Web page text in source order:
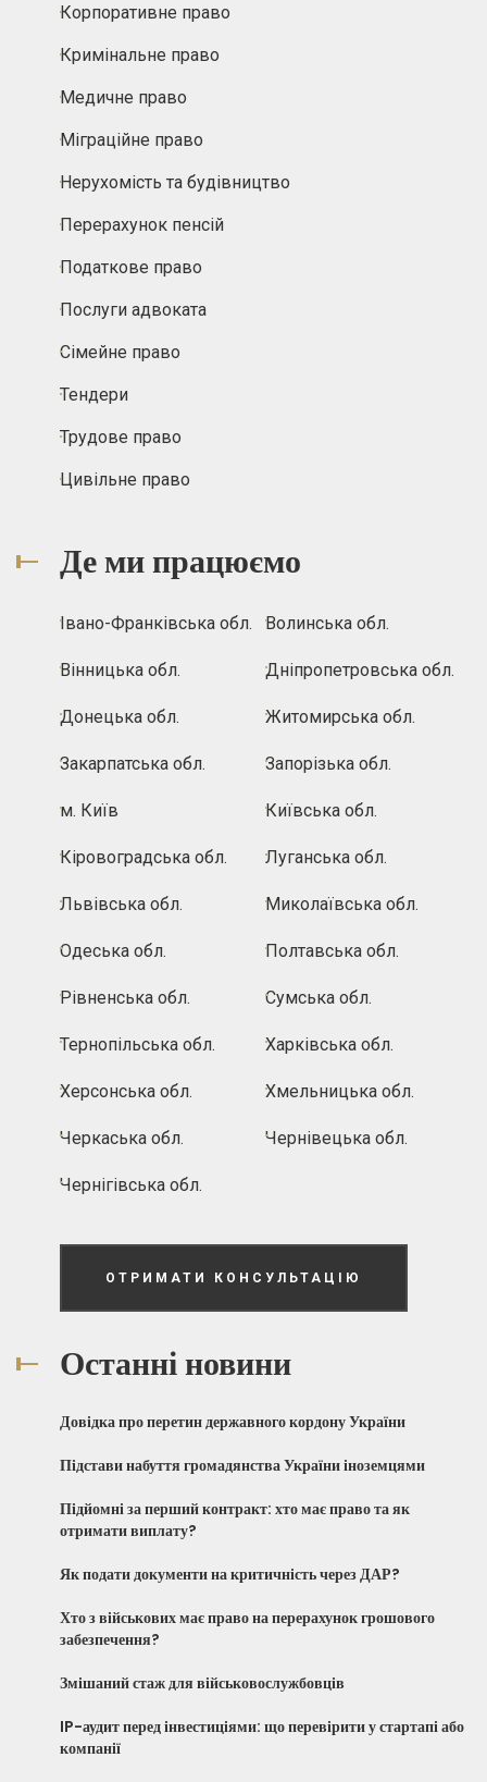
Корпоративне право
Кримінальне право
Медичне право
Міграційне право
Нерухомість та будівництво
Перерахунок пенсій
Податкове право
Послуги адвоката
Сімейне право
Тендери
Трудове право
Цивільне право
Де ми працюємо
Івано-Франківська обл. Волинська обл.
Вінницька обл. Дніпропетровська обл.
Донецька обл. Житомирська обл.
Закарпатська обл. Запорізька обл.
м. Київ Київська обл.
Кіровоградська обл. Луганська обл.
Львівська обл. Миколаївська обл.
Одеська обл. Полтавська обл.
Рівненська обл. Сумська обл.
Тернопільська обл. Харківська обл.
Херсонська обл. Хмельницька обл.
Черкаська обл. Чернівецька обл.
Чернігівська обл.
ОТРИМАТИ КОНСУЛЬТАЦІЮ
Останні новини
Довідка про перетин державного кордону України
Підстави набуття громадянства України іноземцями
Підйомні за перший контракт: хто має право та як
отримати виплату?
Як подати документи на критичність через ДАР?
Хто з військових має право на перерахунок грошового
забезпечення?
Змішаний стаж для військовослужбовців
IP-аудит перед інвестиціями: що перевірити у стартапі або
компанії